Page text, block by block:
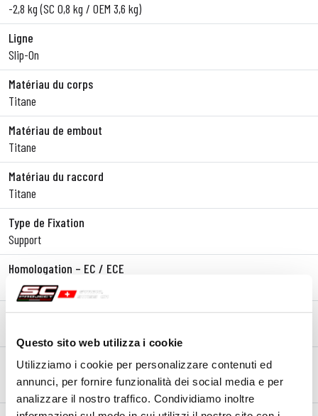
Questo sito web utilizza i cookie
Utilizziamo i cookie per personalizzare contenuti ed
annunci, per fornire funzionalità dei social media e per
analizzare il nostro traffico. Condividiamo inoltre
-2,8 kg (SC 0,8 kg / OEM 3,6 kg)
Ligne
Slip-On
Matériau du corps
Titane
Matériau de embout
Titane
Matériau du raccord
Titane
Type de Fixation
Support
Homologation – EC / ECE
Oui - Approuvé pour un usage routier - Euro 5+
Certificat d'homologation
Notes
*PROTECTION EN FIBRE DE CARBONE PAS INCLUE